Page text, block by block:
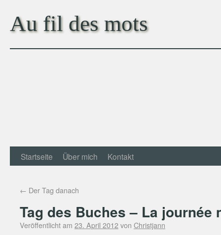
Au fil des mots
Startseite Über mich Kontakt
← Der Tag danach
Tag des Buches – La journée
Veröffentlicht am 23. April 2012von Christjann